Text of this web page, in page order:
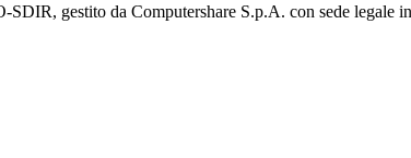
gestito da Computershare S.p.A. con sede legale